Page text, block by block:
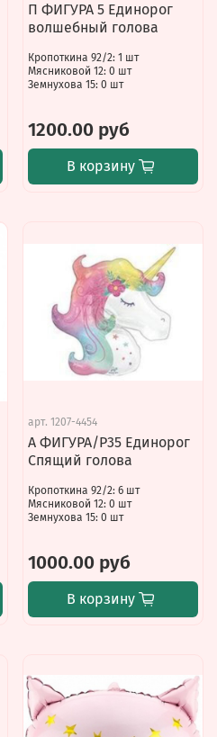
П ФИГУРА 5 Единорог
волшебный голова
Кропоткина 92/2: 1 шт
Мясниковой 12: 0 шт
Земнухова 15: 0 шт
1200.00 руб
В корзину
арт. 1207-4454
А ФИГУРА/P35 Единорог
Спящий голова
Кропоткина 92/2: 6 шт
Мясниковой 12: 0 шт
Земнухова 15: 0 шт
1000.00 руб
В корзину